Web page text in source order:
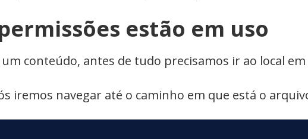
estão em uso
conteúdo, antes de tudo precisamos ir ao local
iremos navegar até o caminho em que está o